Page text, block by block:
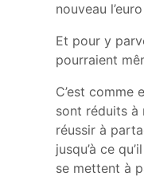
nouveau
Et pour y
pourraient
C’est comme
sont réduits à
réussir à
jusqu’à ce
se mettent à